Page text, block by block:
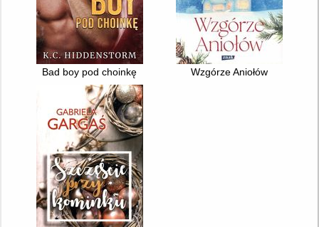
Bad boy pod choinkę Wzgórze Aniołów